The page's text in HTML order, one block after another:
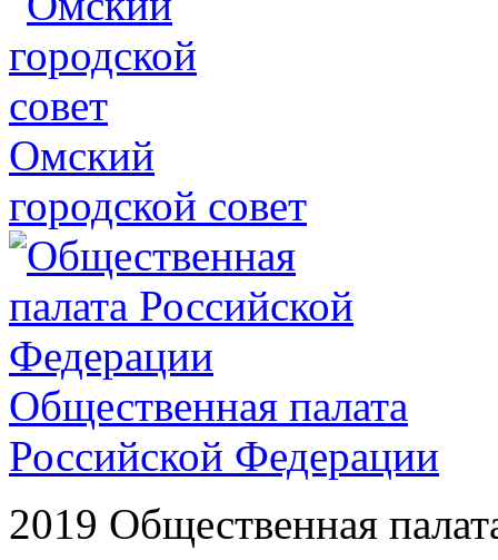
Омский
городской совет
Общественная палата
Российской Федерации
2019 Общественная